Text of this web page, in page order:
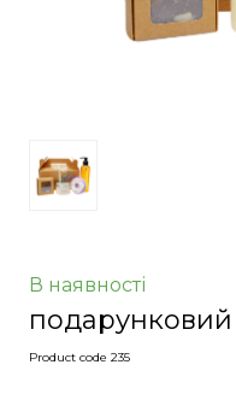
В наявності
Product code 235